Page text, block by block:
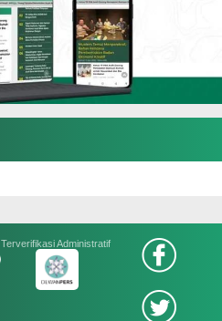
Terverifikasi Administratif